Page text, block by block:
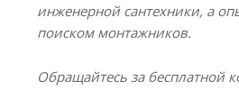
инженерной сантехники, а
поиском монтажников.
Обращайтесь за бесплатной